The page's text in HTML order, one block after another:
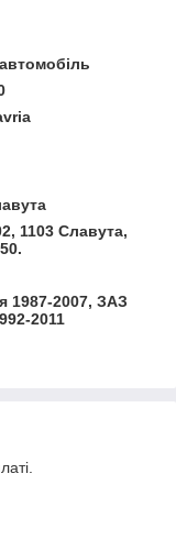
1103 Славута,
1987-2007, ЗАЗ
2011